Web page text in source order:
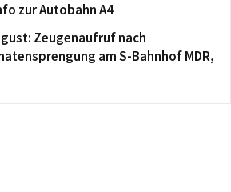
zur Autobahn A4
Zeugenaufruf nach
am S-Bahnhof MDR,